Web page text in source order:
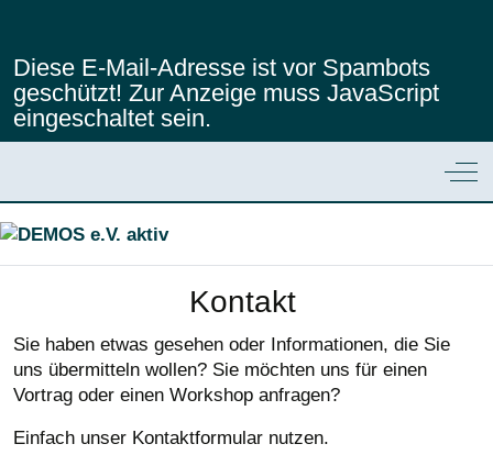
Diese E-Mail-Adresse ist vor Spambots
geschützt! Zur Anzeige muss JavaScript
eingeschaltet sein.
Kontakt
Sie haben etwas gesehen oder Informationen, die Sie
uns übermitteln wollen? Sie möchten uns für einen
Vortrag oder einen Workshop anfragen?
Einfach unser Kontaktformular nutzen.